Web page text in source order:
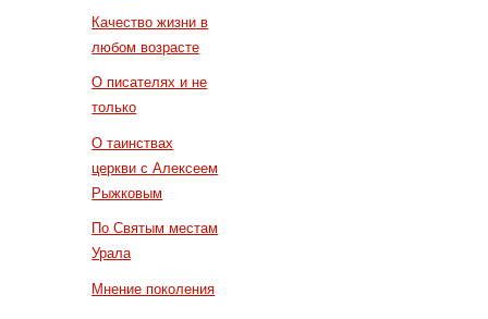
Качество жизни в
любом возрасте
О писателях и не
только
О таинствах
церкви с Алексеем
Рыжковым
По Святым местам
Урала
Мнение поколения